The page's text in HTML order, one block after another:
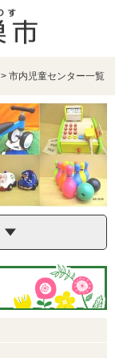
> 市内児童センター一覧